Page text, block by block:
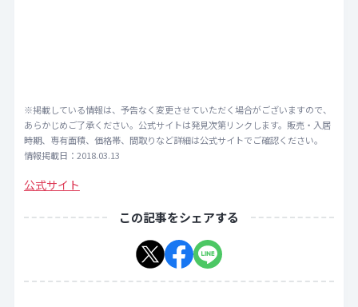
※掲載している情報は、予告なく変更させていただく場合がございますので、
あらかじめご了承ください。公式サイトは発見次第リンクします。販売・入居
時期、専有面積、価格帯、間取りなど詳細は公式サイトでご確認ください。
情報掲載日：2018.03.13
公式サイト
この記事をシェアする